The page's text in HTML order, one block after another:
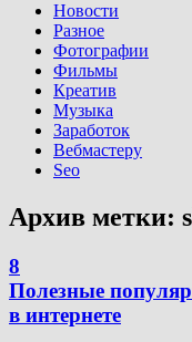
Новости
Разное
Фотографии
Фильмы
Креатив
Музыка
Заработок
Вебмастеру
Seo
Архив метки:
8
Полезные
в интернете